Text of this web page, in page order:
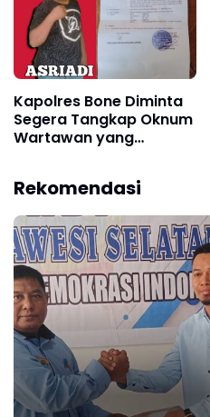
Kapolres Bone Diminta
Segera Tangkap Oknum
Wartawan yang
Parang
Rekomendasi